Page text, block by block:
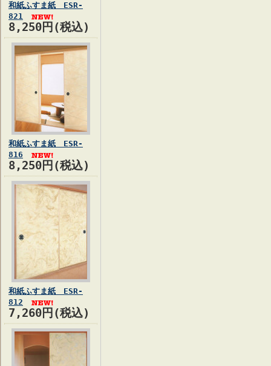
和紙ふすま紙 ESR-
821
8,250円(税込)
和紙ふすま紙 ESR-
816
8,250円(税込)
和紙ふすま紙 ESR-
812
7,260円(税込)